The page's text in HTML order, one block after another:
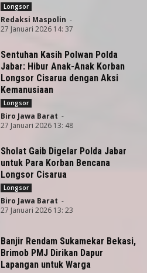
Longsor
Redaksi Maspolin -
27 Januari 2026 14: 37
Sentuhan Kasih Polwan Polda
Jabar: Hibur Anak-Anak Korban
Longsor Cisarua dengan Aksi
Kemanusiaan
Longsor
Biro Jawa Barat -
27 Januari 2026 13: 48
Sholat Gaib Digelar Polda Jabar
untuk Para Korban Bencana
Longsor Cisarua
Longsor
Biro Jawa Barat -
27 Januari 2026 13: 23
Banjir Rendam Sukamekar Bekasi,
Brimob PMJ Dirikan Dapur
Lapangan untuk Warga